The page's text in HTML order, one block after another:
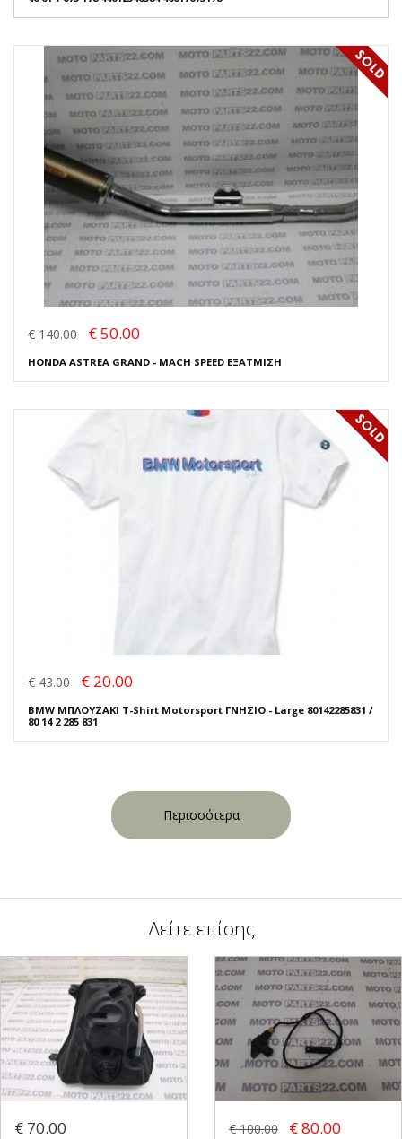
€ 140.00 € 50.00
HONDA ASTREA GRAND - MACH SPEED ΕΞΑΤΜΙΣΗ
€ 43.00 € 20.00
BMW ΜΠΛΟΥΖΑΚΙ T-Shirt Motorsport ΓΝΗΣΙΟ - Large 80142285831 /
80 14 2 285 831
Περισσότερα
Δείτε επίσης
€ 70.00 € 100.00 € 80.00